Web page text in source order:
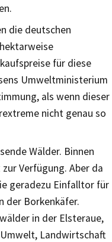
die deutschen
für diese
Umweltministerium
als wenn dieser
nicht genau so
Wälder. Binnen
Verfügung. Aber da
geradezu Einfalltor für
der Borkenkäfer.
in der Elsteraue,
Landwirtschaft